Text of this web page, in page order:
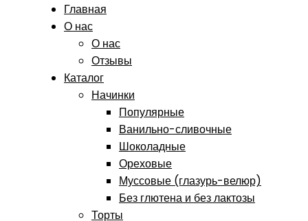
Главная
О нас
О нас
Отзывы
Каталог
Начинки
Популярные
Ванильно-сливочные
Шоколадные
Ореховые
Муссовые (глазурь-велюр)
Без глютена и без лактозы
Торты